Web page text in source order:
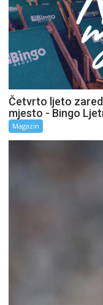
Četvrto ljeto
mjesto - Bingo
Magazin